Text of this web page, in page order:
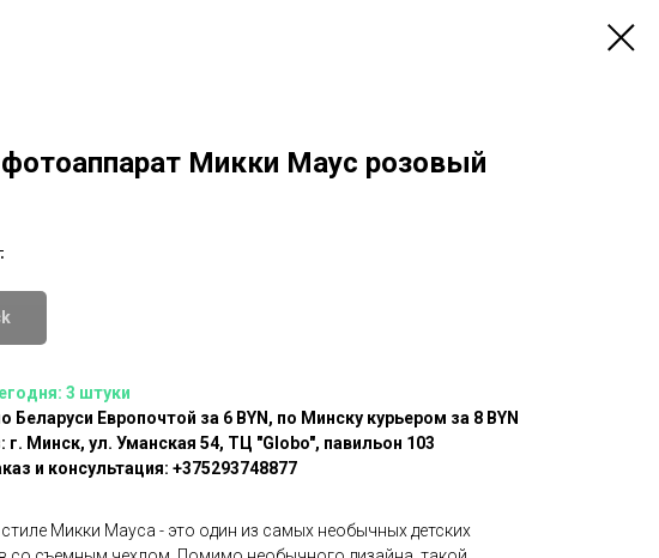
Микки Маус розовый
3 штуки
Беларуси Европочтой за 6 BYN, по Минску курьером за 8 BYN
Минск, ул. Уманская 54, ТЦ "Globo", павильон 103
и консультация: +375293748877
Микки Мауса - это один из самых необычных детских